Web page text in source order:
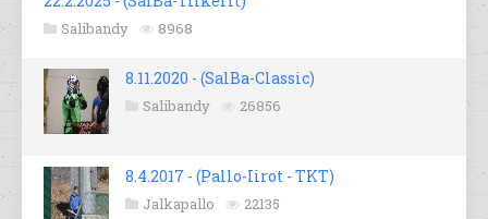
Salibandy 8968
8.11.2020 - (SalBa-Classic)
Salibandy 26856
8.4.2017 - (Pallo-Iirot - TKT)
Jalkapallo 22135